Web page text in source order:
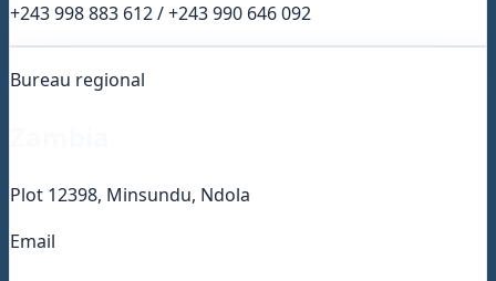
+243 998 883 612 / +243 990 646 092
Bureau regional
Plot 12398, Minsundu, Ndola
Email